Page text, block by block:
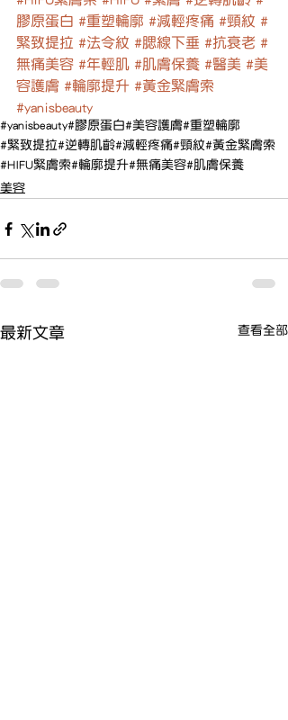
膠原蛋白 #重塑輪廓 #減輕疼痛 #頸紋 #
緊致提拉 #法令紋 #腮線下垂 #抗衰老 #
無痛美容 #年輕肌 #肌膚保養 #醫美 #美
容護膚 #輪廓提升 #黃金緊膚索
#yanisbeauty
#yanisbeauty#膠原蛋白#美容護膚#重塑輪廓
#緊致提拉#逆轉肌齡#減輕疼痛#頸紋#黃金緊膚索
#HIFU緊膚索#輪廓提升#無痛美容#肌膚保養
美容
最新文章 查看全部